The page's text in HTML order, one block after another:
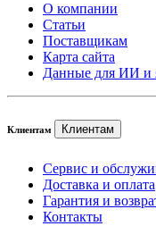
О компании
Статьи
Поставщикам
Карта сайта
Данные для ИИ и
Клиентам Клиентам
Сервис и
Доставка и оплата
Гарантия и
Контакты